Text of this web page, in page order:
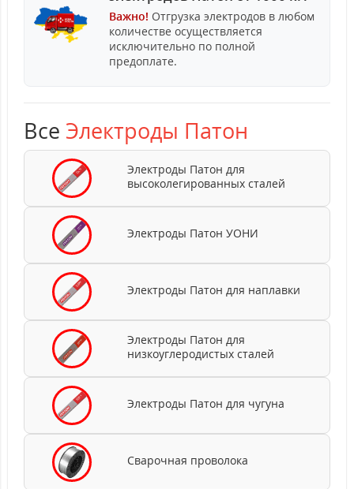
Важно! Отгрузка электродов в любом
количестве осуществляется
исключительно по полной
предоплате.
Все Электроды Патон
Электроды Патон для
высоколегированных сталей
Электроды Патон УОНИ
Электроды Патон для наплавки
Электроды Патон для
низкоуглеродистых сталей
Электроды Патон для чугуна
Сварочная проволока